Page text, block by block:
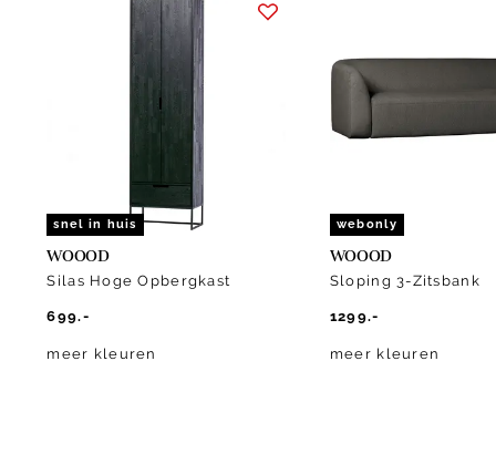
snel in huis
WOOOD
Silas Hoge Opbergkast
699.-
meer kleuren
webonly
WOOOD
Sloping 3-Zitsbank
1299.-
meer kleuren